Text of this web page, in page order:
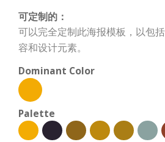
可定制的：
可以完全定制此海报模板，以包
容和设计元素。
Dominant Color
Palette